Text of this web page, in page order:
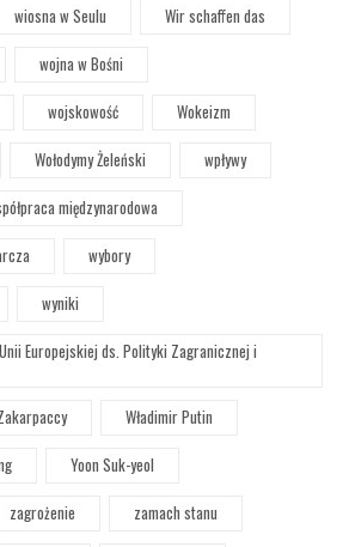
wiosna w Seulu
Wir schaffen das
wojna w Bośni
wojskowość
Wokeizm
Wołodymy Żeleński
wpływy
międzynarodowa
wybory
wyniki
Europejskiej ds. Polityki Zagranicznej i
Władimir Putin
Yoon Suk-yeol
zagrożenie
zamach stanu